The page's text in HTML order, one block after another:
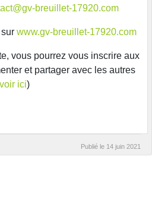
breuillet-17920.com
www.gv-breuillet-17920.com
vous pourrez vous inscrire aux
et partager avec les autres
voir ici)
Publié le 14 juin 2021